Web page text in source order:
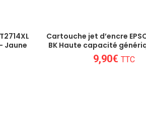
Jaune
Cartouche jet d’encre
BK Haute capacité
9,90€ TTC